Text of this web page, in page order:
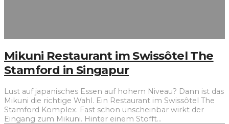
Mikuni Restaurant im Swissôtel The
Stamford in Singapur
Lust auf japanisches Essen auf hohem Niveau? Dann ist das
Mikuni die richtige Wahl. Ein Restaurant im Swissôtel The
Stamford Komplex. Fast schon unscheinbar wirkt der
Eingang zum Mikuni. Hinter einem Stofft...